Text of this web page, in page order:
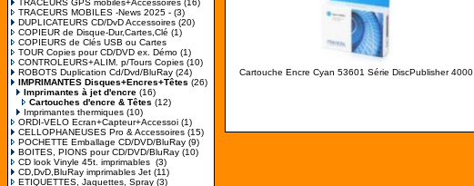
TRACEURS GPS mobiles+Accessoires (16)
TRACEURS MOBILES -News 2025 - (3)
DUPLICATEURS CD/DvD Accessoires (20)
COPIEUR de Disque-Dur,Cartes,Clé (1)
COPIEURS de Clés USB ou Cartes
TOUR Copies pour CD/DVD ex. Démo (1)
CONTROLEURS+ALIM. p/Tours Copies (10)
ROBOTS Duplication Cd/Dvd/BluRay (24)
IMPRIMANTES Disques+Encres+Têtes (26)
Imprimantes à jet d'encre (16)
Cartouches d'encre & Têtes (12)
Imprimantes thermiques (10)
ORDI-VELO Ecran+Capteur+Accessoi (1)
CELLOPHANEUSES Pro & Accessoires (15)
POCHETTE Emballage CD/DVD/BluRay (9)
BOITES, PIONS pour CD/DVD/BluRay (10)
CD look Vinyle 45t. imprimables (3)
CD,DvD,BluRay imprimables Jet (11)
ETIQUETTES, Jaquettes, Spray (3)
Cartouche Encre Cyan 53601 Série DiscPublisher 4000